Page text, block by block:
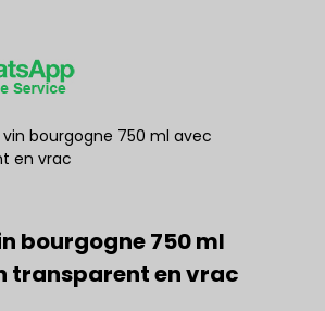
bourgogne 750 ml avec
en vrac
bourgogne 750 ml
transparent en vrac